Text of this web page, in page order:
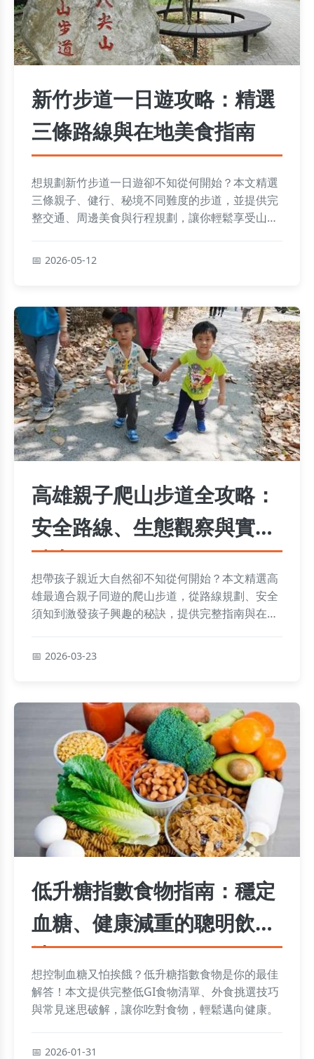
新竹步道一日遊攻略：精選
三條路線與在地美食指南
想規劃新竹步道一日遊卻不知從何開始？本文精選
三條親子、健行、秘境不同難度的步道，並提供完
整交通、周邊美食與行程規劃，讓你輕鬆享受山林
2026-05-12
高雄親子爬山步道全攻略：
安全路線、生態觀察與實用
貼士
想帶孩子親近大自然卻不知從何開始？本文精選高
雄最適合親子同遊的爬山步道，從路線規劃、安全
須知到激發孩子興趣的秘訣，提供完整指南與在地
2026-03-23
低升糖指數食物指南：穩定
血糖、健康減重的聰明飲食
法
想控制血糖又怕挨餓？低升糖指數食物是你的最佳
解答！本文提供完整低GI食物清單、外食挑選技巧
與常見迷思破解，讓你吃對食物，輕鬆邁向健康。
2026-01-31